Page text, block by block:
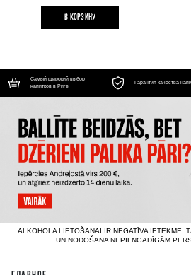
B КОРЗИНУ
Самый широкий выбор
напитков в Риге
Гарантия качества
ALKOHOLA LIETOŠANAI IR NEGATĪVA IETEKME,
UN NODOŠANA NEPILNGADĪGĀM